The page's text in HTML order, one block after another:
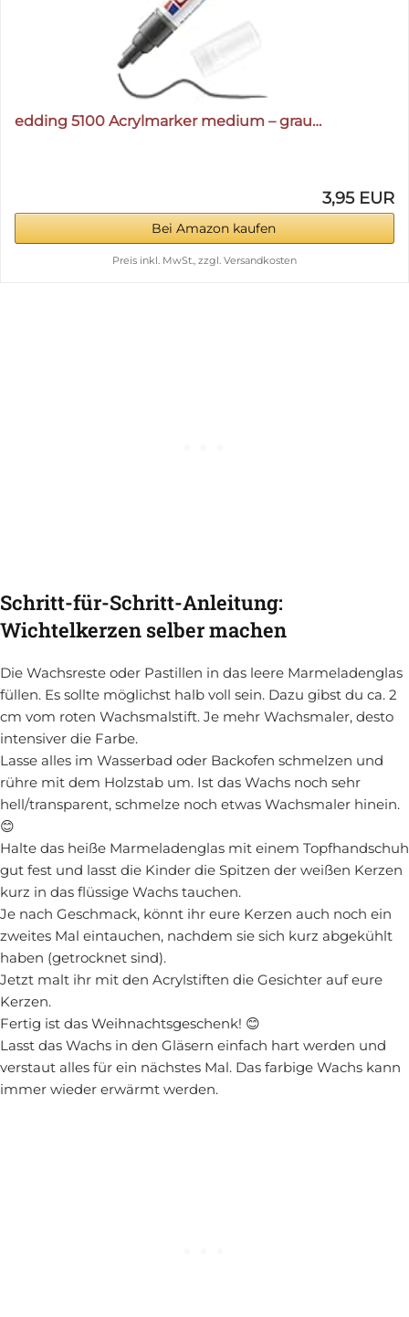
edding 5100 Acrylmarker medium – grau…
3,95 EUR
Bei Amazon kaufen
Preis inkl. MwSt., zzgl. Versandkosten
Schritt-für-Schritt-Anleitung:
Wichtelkerzen selber machen
Die Wachsreste oder Pastillen in das leere Marmeladenglas
füllen. Es sollte möglichst halb voll sein. Dazu gibst du ca. 2
cm vom roten Wachsmalstift. Je mehr Wachsmaler, desto
intensiver die Farbe.
Lasse alles im Wasserbad oder Backofen schmelzen und
rühre mit dem Holzstab um. Ist das Wachs noch sehr
hell/transparent, schmelze noch etwas Wachsmaler hinein.
😊
Halte das heiße Marmeladenglas mit einem Topfhandschuh
gut fest und lasst die Kinder die Spitzen der weißen Kerzen
kurz in das flüssige Wachs tauchen.
Je nach Geschmack, könnt ihr eure Kerzen auch noch ein
zweites Mal eintauchen, nachdem sie sich kurz abgekühlt
haben (getrocknet sind).
Jetzt malt ihr mit den Acrylstiften die Gesichter auf eure
Kerzen.
Fertig ist das Weihnachtsgeschenk! 😊
Lasst das Wachs in den Gläsern einfach hart werden und
verstaut alles für ein nächstes Mal. Das farbige Wachs kann
immer wieder erwärmt werden.